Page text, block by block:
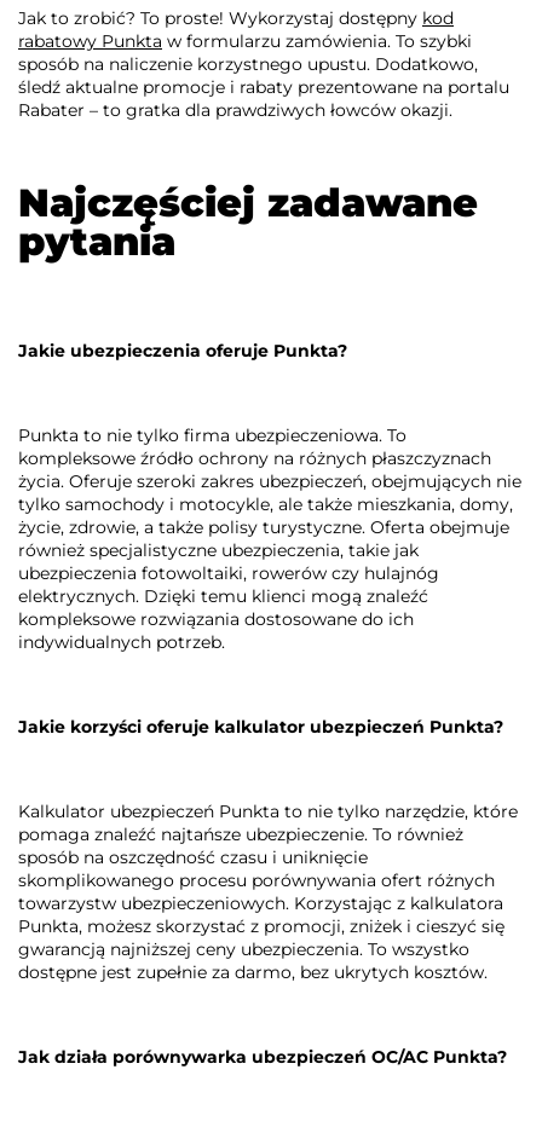
Jak to zrobić? To proste! Wykorzystaj dostępny kod
rabatowy Punkta w formularzu zamówienia. To szybki
sposób na naliczenie korzystnego upustu. Dodatkowo,
śledź aktualne promocje i rabaty prezentowane na portalu
Rabater – to gratka dla prawdziwych łowców okazji.
Najczęściej zadawane
pytania
Jakie ubezpieczenia oferuje Punkta?
Punkta to nie tylko firma ubezpieczeniowa. To
kompleksowe źródło ochrony na różnych płaszczyznach
życia. Oferuje szeroki zakres ubezpieczeń, obejmujących nie
tylko samochody i motocykle, ale także mieszkania, domy,
życie, zdrowie, a także polisy turystyczne. Oferta obejmuje
również specjalistyczne ubezpieczenia, takie jak
ubezpieczenia fotowoltaiki, rowerów czy hulajnóg
elektrycznych. Dzięki temu klienci mogą znaleźć
kompleksowe rozwiązania dostosowane do ich
indywidualnych potrzeb.
Jakie korzyści oferuje kalkulator ubezpieczeń Punkta?
Kalkulator ubezpieczeń Punkta to nie tylko narzędzie, które
pomaga znaleźć najtańsze ubezpieczenie. To również
sposób na oszczędność czasu i uniknięcie
skomplikowanego procesu porównywania ofert różnych
towarzystw ubezpieczeniowych. Korzystając z kalkulatora
Punkta, możesz skorzystać z promocji, zniżek i cieszyć się
gwarancją najniższej ceny ubezpieczenia. To wszystko
dostępne jest zupełnie za darmo, bez ukrytych kosztów.
Jak działa porównywarka ubezpieczeń OC/AC Punkta?